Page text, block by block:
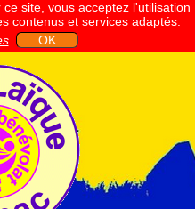
site, vous acceptez l'utilisation
contenus et services adaptés.
. OK